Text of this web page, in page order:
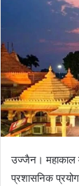
उज्जैन। महाकाल
प्रशासनिक